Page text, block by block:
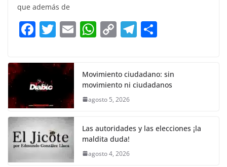
e
b
o
k
er
A
p
Li
n
a
m
e
que además de
F
c
e
b
o
o
k
T
itt
er
E W
s
A
p
C
y
Li
k
T
gr
a
e
Movimiento ciudadano: sin
movimiento ni ciudadanos
agosto 5, 2026
Las autoridades y las elecciones ¡la
maldita duda!
agosto 4, 2026